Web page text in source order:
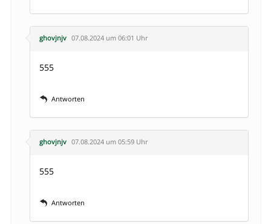
ghovjnjv 07.08.2024 um 06:01 Uhr
555
Antworten
ghovjnjv 07.08.2024 um 05:59 Uhr
555
Antworten